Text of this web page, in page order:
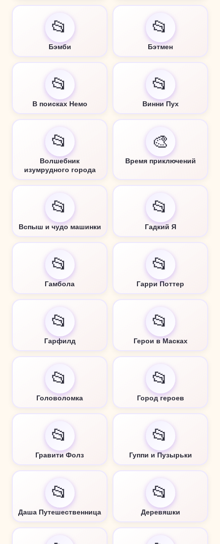
📂
Бэмби
📂
Бэтмен
📂
В поисках Немо
📂
Винни Пух
📂
Волшебник
изумрудного города
🎨
Время приключений
📂
Вспыш и чудо машинки
📂
Гадкий Я
📂
Гамбола
📂
Гарри Поттер
📂
Гарфилд
📂
Герои в Масках
📂
Головоломка
📂
Город героев
📂
Гравити Фолз
📂
Гуппи и Пузырьки
📂
Даша Путешественница
📂
Деревяшки